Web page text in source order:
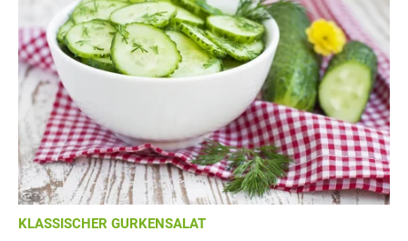
KLASSISCHER GURKENSALAT